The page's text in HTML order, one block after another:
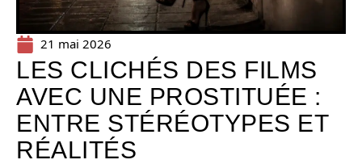
21 mai 2026
LES CLICHÉS DES FILMS
AVEC UNE PROSTITUÉE :
ENTRE STÉRÉOTYPES ET
RÉALITÉS